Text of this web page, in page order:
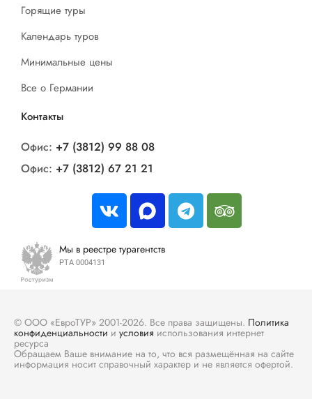
Горящие туры
Календарь туров
Минимальные цены
Все о Германии
Контакты
Офис: +7 (3812) 99 88 08
Офис: +7 (3812) 67 21 21
Мы в реестре турагентств
РТА 0004131
© ООО «ЕвроТУР» 2001-2026. Все права защищены. Политика
конфиденциальности и условия использования интернет
ресурса
Обращаем Ваше внимание на то, что вся размещённая на сайте
информация носит справочный характер и не является офертой.